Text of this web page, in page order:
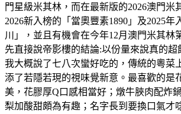
門星級米其林，而在最新版的2026澳門米
2026新入榜的「當奧豐素1890」及2025年
川」，並且有機會在今年12月澳門米其林
先直接說帝影樓的結論:以份量來說真的超
我大概說了七八次蠻好吃的，傳統的粵菜
添了若隱若現的視味覺新意。最喜歡的是
美，花膠厚Q口感相當好；燉牛脥肉配炸
梨加酸甜頗為有趣；名字長到要換口氣才